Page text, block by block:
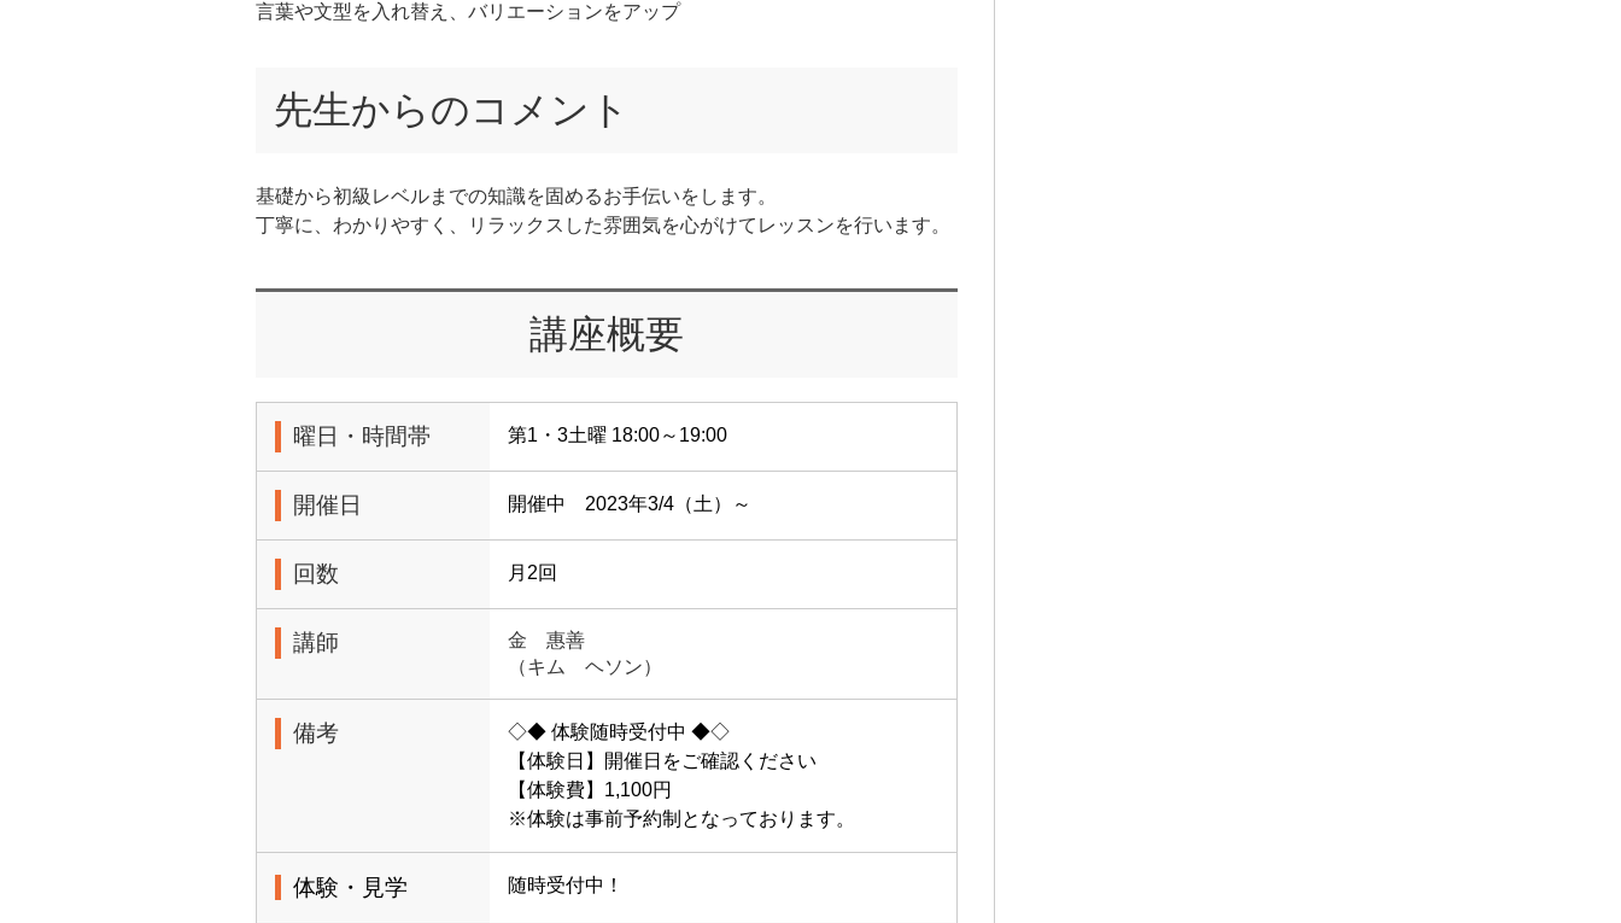
言葉や文型を入れ替え、バリエーションをアップ
先生からのコメント
基礎から初級レベルまでの知識を固めるお手伝いをします。
丁寧に、わかりやすく、リラックスした雰囲気を心がけてレッスンを行います。
講座概要
曜日・時間帯 第1・3土曜 18:00～19:00
開催日 開催中 2023年3/4（土）～
回数 月2回
講師
金 惠善
（キム ヘソン）
備考
◇◆ 体験随時受付中 ◆◇
【体験日】開催日をご確認ください
【体験費】1,100円
※体験は事前予約制となっております。
体験・見学 随時受付中！